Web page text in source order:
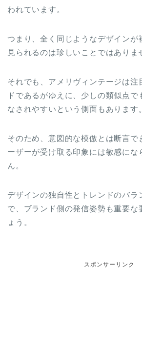
われています。
つまり、全く同じようなデザインが
見られるのは珍しいことではありま
それでも、アメリヴィンテージは注
ドであるがゆえに、少しの類似点で
なされやすいという側面もあります
そのため、意図的な模倣とは断言で
ーザーが受け取る印象には敏感にな
ん。
デザインの独自性とトレンドのバラ
で、ブランド側の発信姿勢も重要な
ょう。
スポンサーリンク